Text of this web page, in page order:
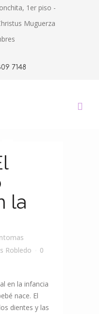
1er piso -
Muguerza
7148
la
Robledo
0
en la infancia
nace. El
dientes y las